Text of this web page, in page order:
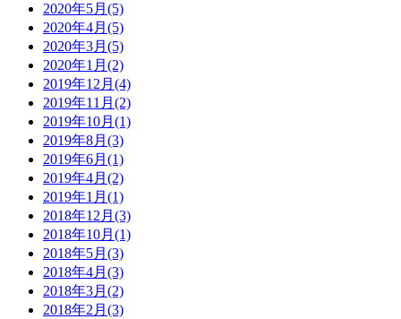
2020年5月(5)
2020年4月(5)
2020年3月(5)
2020年1月(2)
2019年12月(4)
2019年11月(2)
2019年10月(1)
2019年8月(3)
2019年6月(1)
2019年4月(2)
2019年1月(1)
2018年12月(3)
2018年10月(1)
2018年5月(3)
2018年4月(3)
2018年3月(2)
2018年2月(3)